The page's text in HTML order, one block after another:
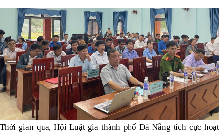
Thời gian qua, Hội Luật gia thành phố Đà Nẵng tích cực hoạt